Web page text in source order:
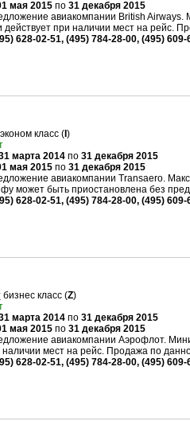
мая 2015 по 31 декабря 2015
авиакомпании British
действует при наличии мест на рейс.
628-02-51, (495) 784-28-00, (495)
эконом класс ( )
марта 2014 по 31 декабря 2015
мая 2015 по 31 декабря 2015
авиакомпании Transaero.
может быть приостановлена без
628-02-51, (495) 784-28-00, (495)
бизнес класс (Z)
марта 2014 по 31 декабря 2015
мая 2015 по 31 декабря 2015
авиакомпании Аэрофлот.
наличии мест на рейс. Продажа по
628-02-51, (495) 784-28-00, (495)